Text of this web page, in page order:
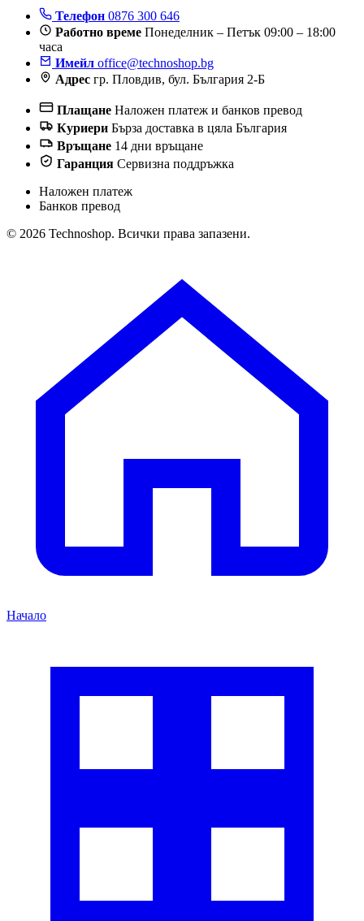
Телефон 0876 300 646
Работно време Понеделник – Петък 09:00 – 18:00
часа
Имейл office@technoshop.bg
Адрес гр. Пловдив, бул. България 2-Б
Плащане Наложен платеж и банков превод
Куриери Бърза доставка в цяла България
Връщане 14 дни връщане
Гаранция Сервизна поддръжка
Наложен платеж
Банков превод
© 2026 Technoshop. Всички права запазени.
Начало